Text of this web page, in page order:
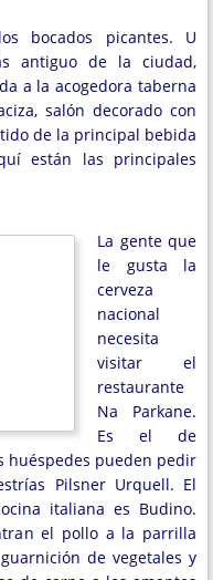
bocados picantes. U
antiguo de la ciudad,
a la acogedora taberna
salón decorado con
de la principal bebida
están las principales
La gente que
le gusta la
cerveza
nacional
necesita
visitar el
restaurante
Na Parkane.
Es el de
huéspedes pueden pedir
Pilsner Urquell. El
italiana es Budino.
el pollo a la parrilla
de vegetales y